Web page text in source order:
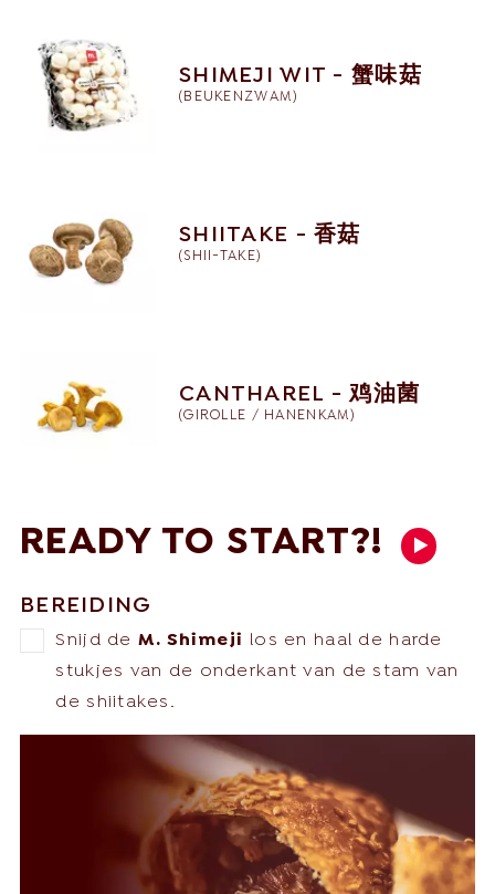
SHIMEJI WIT - 蟹味菇
(BEUKENZWAM)
SHIITAKE - 香菇
(SHII-TAKE)
CANTHAREL - 鸡油菌
(GIROLLE / HANENKAM)
READY TO START?!
BEREIDING
Snijd de M. Shimeji los en haal de harde
stukjes van de onderkant van de stam van
de shiitakes.